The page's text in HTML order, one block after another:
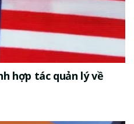
hợp tác quản lý về